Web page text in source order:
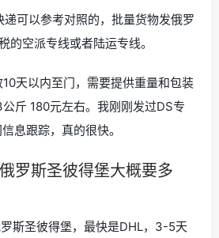
可以参考对照的，批量货物发俄罗
的空派专线或者陆运专线。
天以内至门，需要提供重量和包装
斤 180元左右。我刚刚发过DS专
息跟踪，真的很快。
罗斯圣彼得堡大概要多
斯圣彼得堡，最快是DHL，3-5天